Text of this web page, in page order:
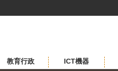
教育行政 ICT機器